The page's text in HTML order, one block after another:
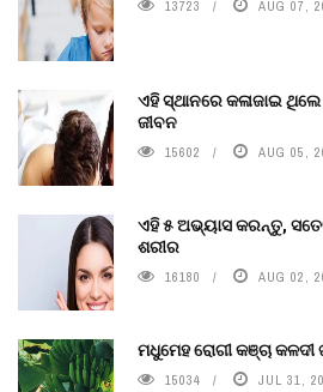
13723 AUG 07,
ଏହି ସ୍ଥାନରେ କଳାଜାଇ
ଜୀବନ
15602 AUG 05,
ଏହି ୫ ଅଭ୍ୟାସ କରନ୍ତୁ,
ଶରୀର
16180 AUG 02,
ମଧୁମେହ ରୋଗୀ କଞ୍ଚା କଳଦୀ
15034 JUL 31,